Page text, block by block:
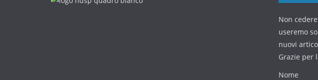
Non
useremo
nuovi
Grazie per
Nome